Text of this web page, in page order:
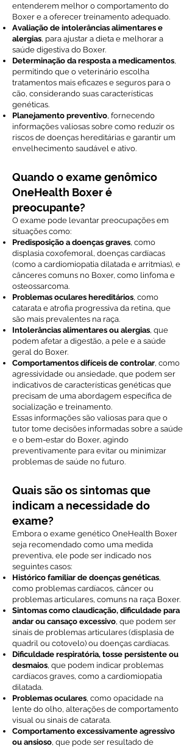
entenderem melhor o comportamento do
Boxer e a oferecer treinamento adequado.
Avaliação de intolerâncias alimentares e
alergias, para ajustar a dieta e melhorar a
saúde digestiva do Boxer.
Determinação da resposta a medicamentos,
permitindo que o veterinário escolha
tratamentos mais eficazes e seguros para o
cão, considerando suas características
genéticas.
Planejamento preventivo, fornecendo
informações valiosas sobre como reduzir os
riscos de doenças hereditárias e garantir um
envelhecimento saudável e ativo.
Quando o exame genômico
OneHealth Boxer é
preocupante?
O exame pode levantar preocupações em
situações como:
Predisposição a doenças graves, como
displasia coxofemoral, doenças cardíacas
(como a cardiomiopatia dilatada e arritmias), e
cânceres comuns no Boxer, como linfoma e
osteossarcoma.
Problemas oculares hereditários, como
catarata e atrofia progressiva da retina, que
são mais prevalentes na raça.
Intolerâncias alimentares ou alergias, que
podem afetar a digestão, a pele e a saúde
geral do Boxer.
Comportamentos difíceis de controlar, como
agressividade ou ansiedade, que podem ser
indicativos de características genéticas que
precisam de uma abordagem específica de
socialização e treinamento.
Essas informações são valiosas para que o
tutor tome decisões informadas sobre a saúde
e o bem-estar do Boxer, agindo
preventivamente para evitar ou minimizar
problemas de saúde no futuro.
Quais são os sintomas que
indicam a necessidade do
exame?
Embora o exame genético OneHealth Boxer
seja recomendado como uma medida
preventiva, ele pode ser indicado nos
seguintes casos:
Histórico familiar de doenças genéticas,
como problemas cardíacos, câncer ou
problemas articulares, comuns na raça Boxer.
Sintomas como claudicação, dificuldade para
andar ou cansaço excessivo, que podem ser
sinais de problemas articulares (displasia de
quadril ou cotovelo) ou doenças cardíacas.
Dificuldade respiratória, tosse persistente ou
desmaios, que podem indicar problemas
cardíacos graves, como a cardiomiopatia
dilatada.
Problemas oculares, como opacidade na
lente do olho, alterações de comportamento
visual ou sinais de catarata.
Comportamento excessivamente agressivo
ou ansioso, que pode ser resultado de